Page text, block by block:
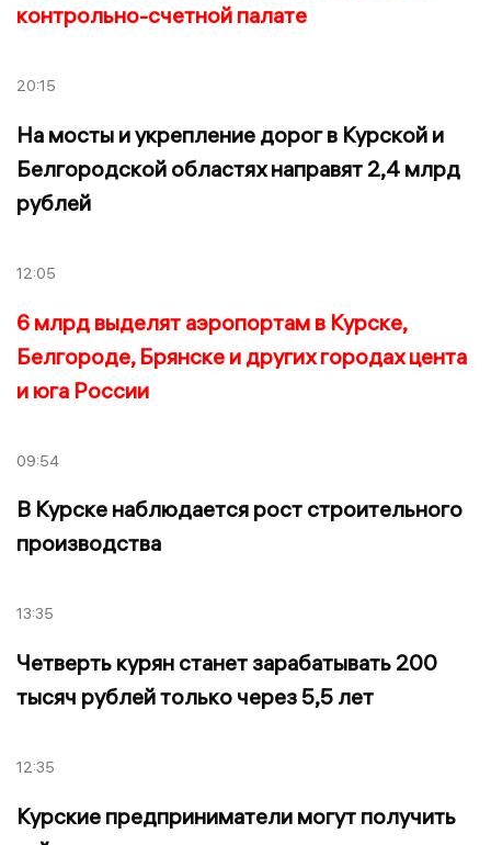
контрольно-счетной палате
20:15
На мосты и укрепление дорог в Курской и
Белгородской областях направят 2,4 млрд
рублей
12:05
6 млрд выделят аэропортам в Курске,
Белгороде, Брянске и других городах цента
и юга России
09:54
В Курске наблюдается рост строительного
производства
13:35
Четверть курян станет зарабатывать 200
тысяч рублей только через 5,5 лет
12:35
Курские предприниматели могут получить